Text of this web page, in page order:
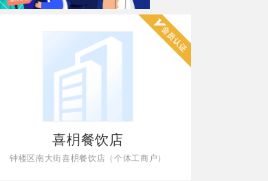
喜枂餐饮店
钟楼区南大街喜枂餐饮店（个体工商户）